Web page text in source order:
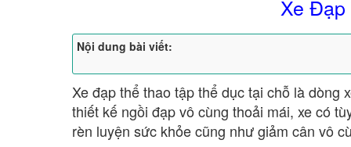
Xe Đạp
Nội dung bài viết:
Xe đạp thể thao tập thể dục tại chỗ là dòng
thiết kế ngồi đạp vô cùng thoải mái, xe có
rèn luyện sức khỏe cũng như giảm cân vô